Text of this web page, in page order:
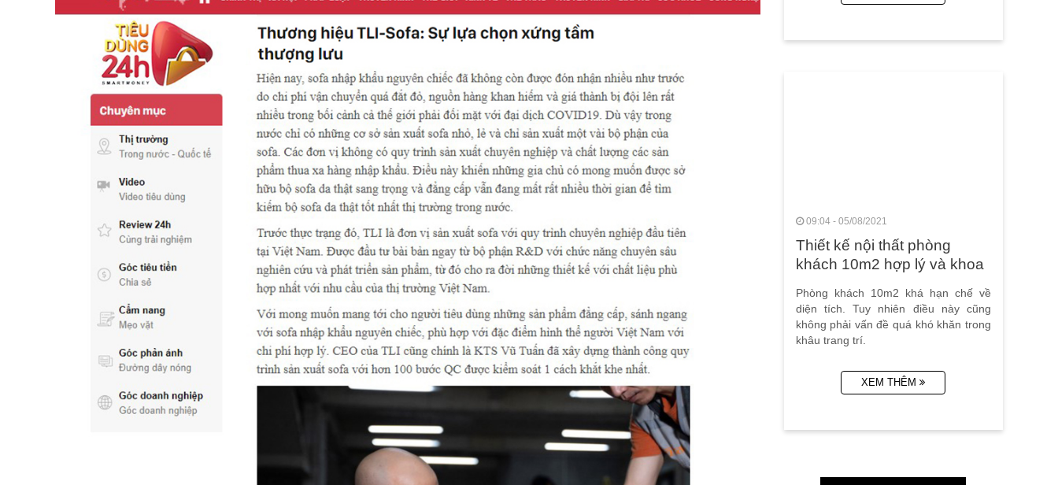
09:04 - 05/08/2021
Thiết kế nội thất phòng
khách 10m2 hợp lý và khoa
Phòng khách 10m2 khá hạn chế về
diện tích. Tuy nhiên điều này cũng
không phải vấn đề quá khó khăn trong
khâu trang trí.
XEM THÊM